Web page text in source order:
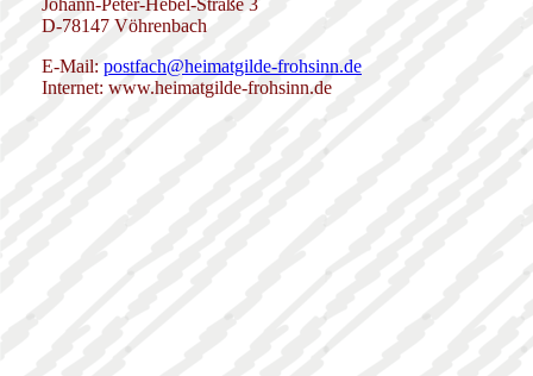
Johann-Peter-Hebel-Straße 3
D-78147 Vöhrenbach
E-Mail: postfach@heimatgilde-frohsinn.de
Internet: www.heimatgilde-frohsinn.de